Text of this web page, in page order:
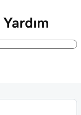
Yardım